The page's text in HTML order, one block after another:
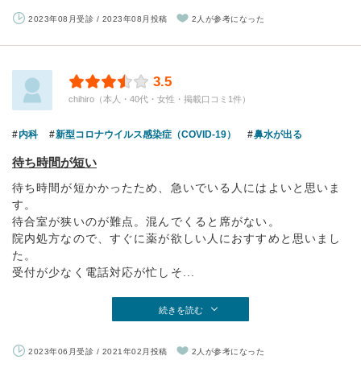
2023年08月受診 / 2023年08月投稿 2人が参考になった
3.5
chihiro（本人・40代・女性・掲載口コミ1件）
内科 新型コロナウイルス感染症（COVID-19） 鼻水が出る
待ち時間が短い
待ち時間が短かかったため、急いでいる人にはよいと思いま
す。
待合室が狭いのが難点。混んでくると席がない。
院内処方なので、すぐに薬が欲しい人におすすめと思いまし
た。
受付が少なく電話対応が忙しそ...
続きを読む
2023年06月受診 / 2021年02月投稿 2人が参考になった